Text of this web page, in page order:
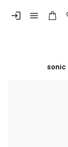
menu
login